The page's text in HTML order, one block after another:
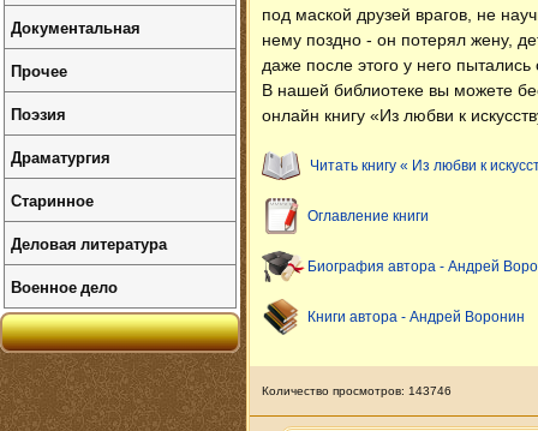
под маской друзей врагов, не
нему поздно - он потерял жену,
даже после этого у него
В нашей библиотеке вы можете
онлайн книгу «Из любви к
Читать книгу « Из любви к
Оглавление книги
Биография автора - Андрей
Книги автора - Андрей Воронин
Количество просмотров: 143746
Документальная
Прочее
Поэзия
Драматургия
Старинное
Деловая литература
Военное дело